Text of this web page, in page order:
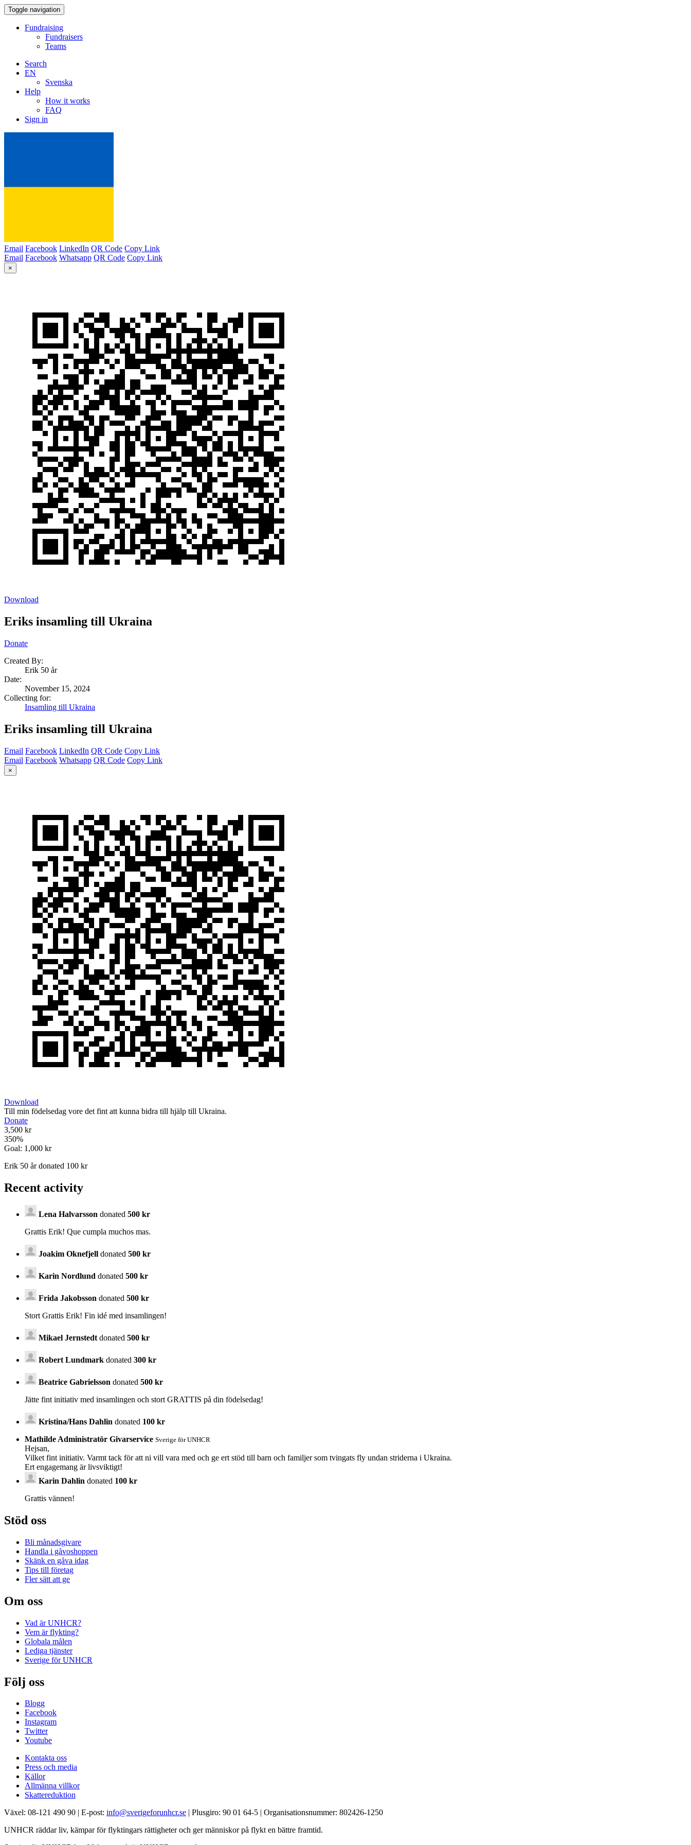
Toggle navigation
Fundraising
Fundraisers
Teams
Search
EN
Svenska
Help
How it works
FAQ
Sign in
Email Facebook LinkedIn QR Code Copy Link
Email Facebook Whatsapp QR Code Copy Link
×
Download
Eriks insamling till Ukraina
Donate
Created By:
Erik 50 år
Date:
November 15, 2024
Collecting for:
Insamling till Ukraina
Eriks insamling till Ukraina
Email Facebook LinkedIn QR Code Copy Link
Email Facebook Whatsapp QR Code Copy Link
×
Download
Till min födelsedag vore det fint att kunna bidra till hjälp till Ukraina.
Donate
3,500 kr
350%
Goal: 1,000 kr
Erik 50 år donated 100 kr
Recent activity
Lena Halvarsson donated 500 kr
Grattis Erik! Que cumpla muchos mas.
Joakim Oknefjell donated 500 kr
Karin Nordlund donated 500 kr
Frida Jakobsson donated 500 kr
Stort Grattis Erik! Fin idé med insamlingen!
Mikael Jernstedt donated 500 kr
Robert Lundmark donated 300 kr
Beatrice Gabrielsson donated 500 kr
Jätte fint initiativ med insamlingen och stort GRATTIS på din födelsedag!
Kristina/Hans Dahlin donated 100 kr
Mathilde Administratör Givarservice Sverige för UNHCR
Hejsan,
Vilket fint initiativ. Varmt tack för att ni vill vara med och ge ert stöd till barn och familjer som tvingats fly undan striderna i Ukraina.
Ert engagemang är livsviktigt!
Karin Dahlin donated 100 kr
Grattis vännen!
Stöd oss
Bli månadsgivare
Handla i gåvoshoppen
Skänk en gåva idag
Tips till företag
Fler sätt att ge
Om oss
Vad är UNHCR?
Vem är flykting?
Globala målen
Lediga tjänster
Sverige för UNHCR
Följ oss
Blogg
Facebook
Instagram
Twitter
Youtube
Kontakta oss
Press och media
Källor
Allmänna villkor
Skattereduktion
Växel: 08-121 490 90 | E-post: info@sverigeforunhcr.se | Plusgiro: 90 01 64-5 | Organisationsnummer: 802426-1250
UNHCR räddar liv, kämpar för flyktingars rättigheter och ger människor på flykt en bättre framtid.